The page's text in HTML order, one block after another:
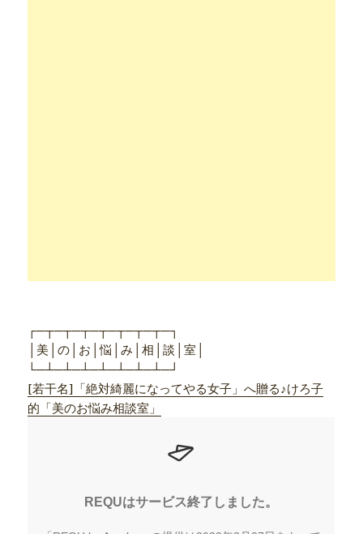
┌─┬─┬─┬─┬─┬─┬─┬─┐
│美│の│お│悩│み│相│談│室│
└─┴─┴─┴─┴─┴─┴─┴─┘
[若干名]「絶対綺麗になってやる女子」へ贈る♪けろ子
的「美のお悩み相談室」